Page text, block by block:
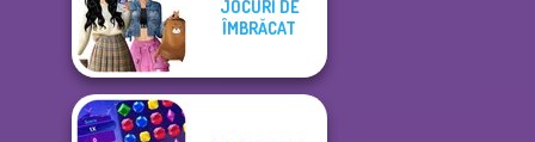
JOCURI DE
ÎMBRĂCAT